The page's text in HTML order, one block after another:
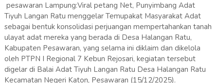
pesawaran Lampung:Viral petang Net, Punyimbang Adat
Tiyuh Langan Ratu menggelar Temupakat Masyarakat Adat
sebagai bentuk konsolidasi perjuangan mempertahankan tanah
ulayat adat mereka yang berada di Desa Halangan Ratu,
Kabupaten Pesawaran, yang selama ini diklaim dan dikelola
oleh PTPN I Regional 7 Kebun Rejosari, kegiatan tersebut
digelar di Balai Adat Tiyuh Langan Ratu Desa Halangan Ratu
Kecamatan Negeri Katon, Pesawaran (15/12/2025).